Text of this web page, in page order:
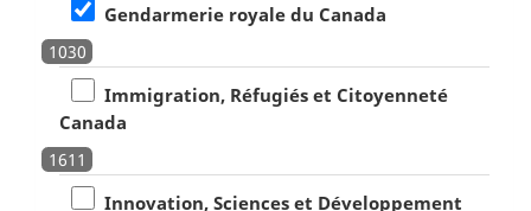
Gendarmerie royale du Canada
1030
Immigration, Réfugiés et Citoyenneté
Canada
1611
Innovation, Sciences et Développement